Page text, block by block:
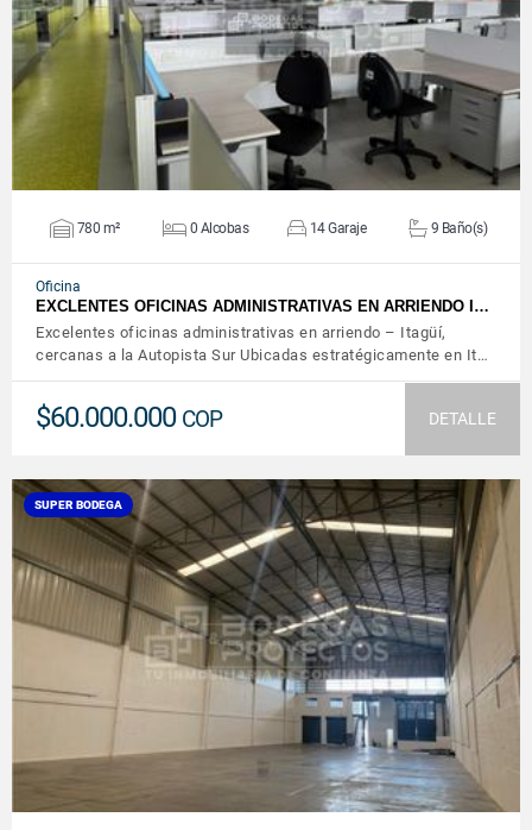
VER DETALLES
780 m² 0 Alcobas 14 Garaje 9 Baño(s)
Oficina
EXCLENTES OFICINAS ADMINISTRATIVAS EN ARRIENDO I…
Excelentes oficinas administrativas en arriendo – Itagüí,
cercanas a la Autopista Sur Ubicadas estratégicamente en It…
$60.000.000 COP DETALLE
SUPER BODEGA
VER DETALLES